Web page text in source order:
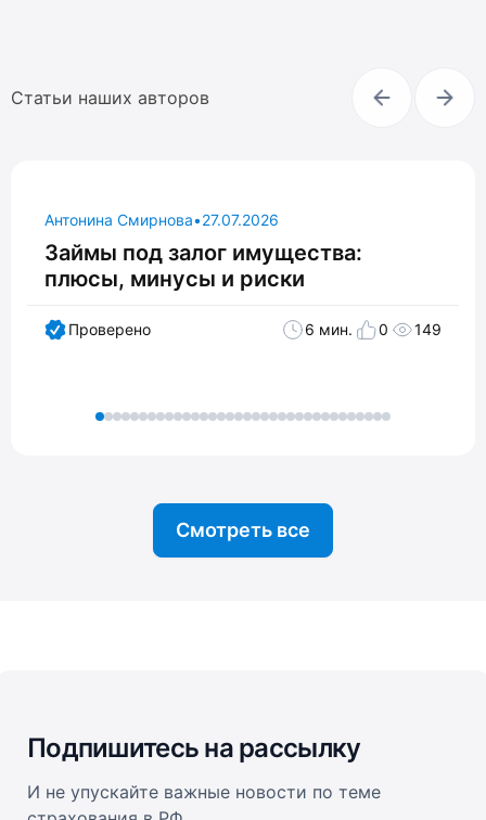
Статьи наших авторов
Антонина Смирнова•27.07.2026
Займы под залог имущества:
плюсы, минусы и риски
Проверено 6 мин. 0 149
Смотреть все
Подпишитесь на рассылку
И не упускайте важные новости по теме